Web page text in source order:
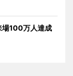
100万人達成